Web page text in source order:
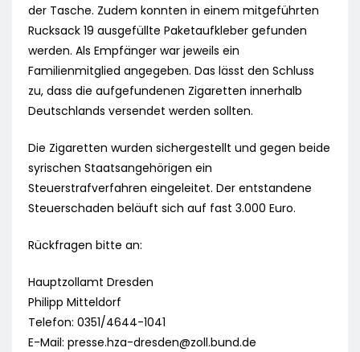
der Tasche. Zudem konnten in einem mitgeführten
Rucksack 19 ausgefüllte Paketaufkleber gefunden
werden. Als Empfänger war jeweils ein
Familienmitglied angegeben. Das lässt den Schluss
zu, dass die aufgefundenen Zigaretten innerhalb
Deutschlands versendet werden sollten.
Die Zigaretten wurden sichergestellt und gegen beide
syrischen Staatsangehörigen ein
Steuerstrafverfahren eingeleitet. Der entstandene
Steuerschaden beläuft sich auf fast 3.000 Euro.
Rückfragen bitte an:
Hauptzollamt Dresden
Philipp Mitteldorf
Telefon: 0351/4644-1041
E-Mail: presse.hza-dresden@zoll.bund.de